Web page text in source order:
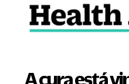
A cura está